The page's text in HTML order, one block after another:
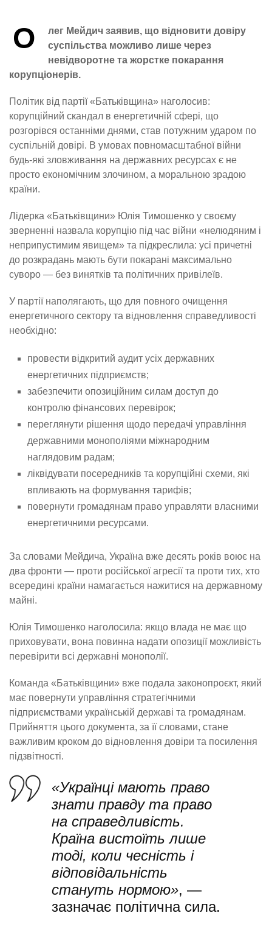
О
лег Мейдич заявив, що відновити довіру
суспільства можливо лише через
невідворотне та жорстке покарання
корупціонерів.
Політик від партії «Батьківщина» наголосив:
корупційний скандал в енергетичній сфері, що
розгорівся останніми днями, став потужним ударом по
суспільній довірі. В умовах повномасштабної війни
будь-які зловживання на державних ресурсах є не
просто економічним злочином, а моральною зрадою
країни.
Лідерка «Батьківщини» Юлія Тимошенко у своєму
зверненні назвала корупцію під час війни «нелюдяним і
неприпустимим явищем» та підкреслила: усі причетні
до розкрадань мають бути покарані максимально
суворо — без винятків та політичних привілеїв.
У партії наполягають, що для повного очищення
енергетичного сектору та відновлення справедливості
необхідно:
провести відкритий аудит усіх державних
енергетичних підприємств;
забезпечити опозиційним силам доступ до
контролю фінансових перевірок;
переглянути рішення щодо передачі управління
державними монополіями міжнародним
наглядовим радам;
ліквідувати посередників та корупційні схеми, які
впливають на формування тарифів;
повернути громадянам право управляти власними
енергетичними ресурсами.
За словами Мейдича, Україна вже десять років воює на
два фронти — проти російської агресії та проти тих, хто
всередині країни намагається нажитися на державному
майні.
Юлія Тимошенко наголосила: якщо влада не має що
приховувати, вона повинна надати опозиції можливість
перевірити всі державні монополії.
Команда «Батьківщини» вже подала законопроєкт, який
має повернути управління стратегічними
підприємствами українській державі та громадянам.
Прийняття цього документа, за її словами, стане
важливим кроком до відновлення довіри та посилення
підзвітності.
«Українці мають право
знати правду та право
на справедливість.
Країна вистоїть лише
тоді, коли чесність і
відповідальність
стануть нормою», —
зазначає політична сила.